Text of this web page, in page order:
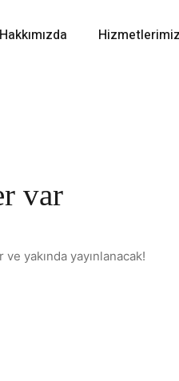
Hakkımızda Hizmetlerimiz
var
ve yakında yayınlanacak!